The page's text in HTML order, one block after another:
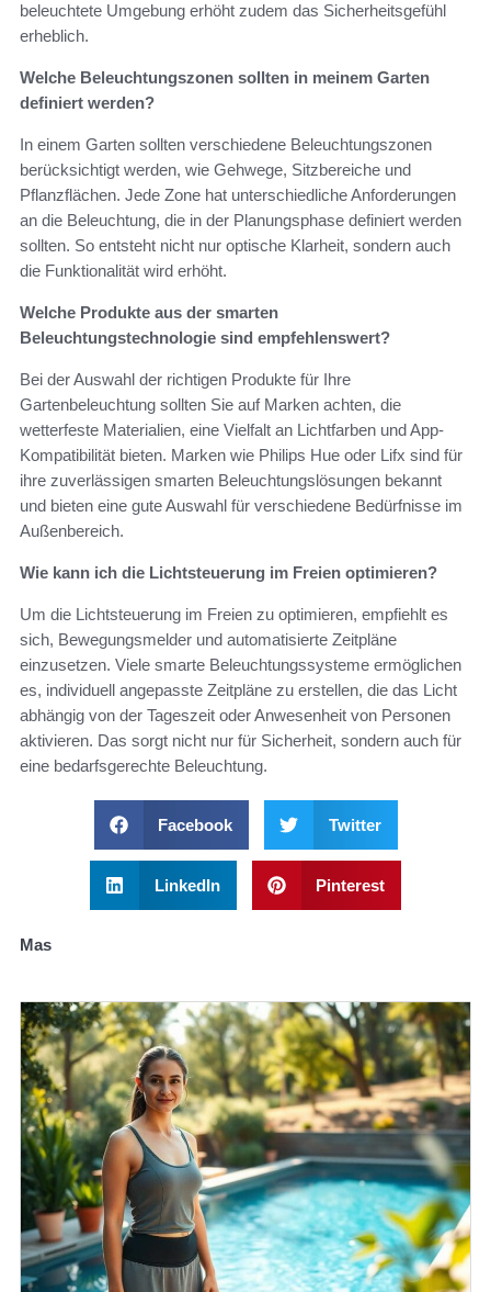
beleuchtete Umgebung erhöht zudem das Sicherheitsgefühl
erheblich.
Welche Beleuchtungszonen sollten in meinem Garten
definiert werden?
In einem Garten sollten verschiedene Beleuchtungszonen
berücksichtigt werden, wie Gehwege, Sitzbereiche und
Pflanzflächen. Jede Zone hat unterschiedliche Anforderungen
an die Beleuchtung, die in der Planungsphase definiert werden
sollten. So entsteht nicht nur optische Klarheit, sondern auch
die Funktionalität wird erhöht.
Welche Produkte aus der smarten
Beleuchtungstechnologie sind empfehlenswert?
Bei der Auswahl der richtigen Produkte für Ihre
Gartenbeleuchtung sollten Sie auf Marken achten, die
wetterfeste Materialien, eine Vielfalt an Lichtfarben und App-
Kompatibilität bieten. Marken wie Philips Hue oder Lifx sind für
ihre zuverlässigen smarten Beleuchtungslösungen bekannt
und bieten eine gute Auswahl für verschiedene Bedürfnisse im
Außenbereich.
Wie kann ich die Lichtsteuerung im Freien optimieren?
Um die Lichtsteuerung im Freien zu optimieren, empfiehlt es
sich, Bewegungsmelder und automatisierte Zeitpläne
einzusetzen. Viele smarte Beleuchtungssysteme ermöglichen
es, individuell angepasste Zeitpläne zu erstellen, die das Licht
abhängig von der Tageszeit oder Anwesenheit von Personen
aktivieren. Das sorgt nicht nur für Sicherheit, sondern auch für
eine bedarfsgerechte Beleuchtung.
Facebook Twitter
LinkedIn Pinterest
Mas